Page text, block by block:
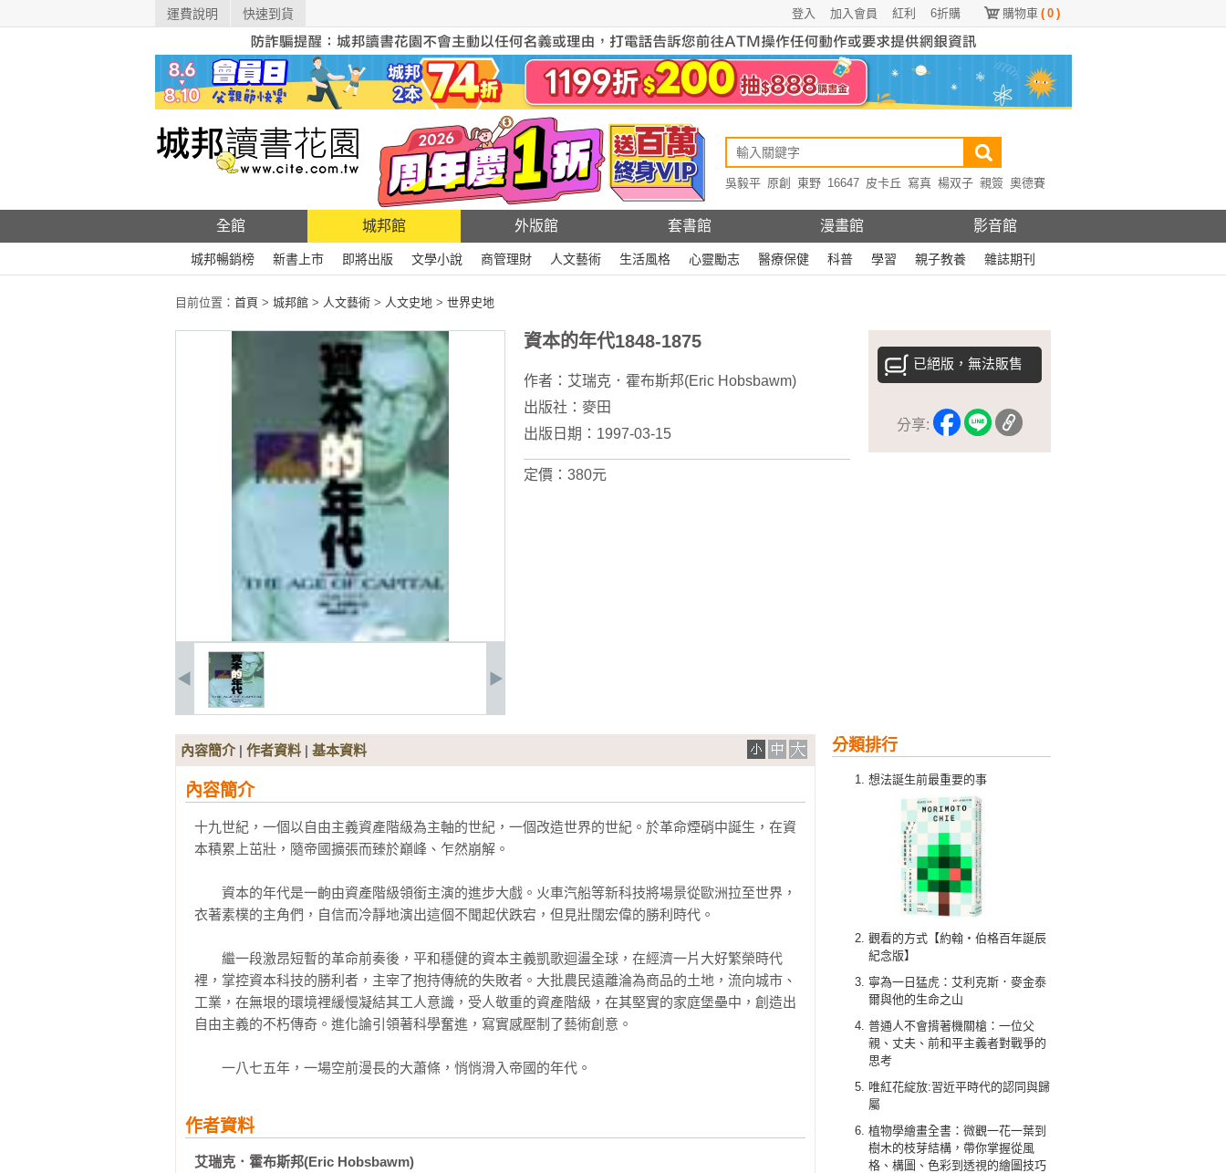
運費說明 快速到貨 購物車 ( 0 )
6折購
紅利
加入會員
登入
吳毅平 原創 東野 16647 皮卡丘 寫真 楊双子 親簽 奧德賽
全館 城邦館 外版館 套書館 漫畫館 影音館
城邦暢銷榜 新書上市 即將出版 文學小說 商管理財 人文藝術 生活風格 心靈勵志 醫療保健 科普 學習 親子教養 雜誌期刊
目前位置： 首頁 > 城邦館 > 人文藝術 > 人文史地 > 世界史地
已絕版，無法販售
分享:
資本的年代1848-1875
作者： 艾瑞克．霍布斯邦(Eric Hobsbawm)
出版社： 麥田
出版日期：1997-03-15
定價：380元
分類排行
想法誕生前最重要的事
觀看的方式【約翰‧伯格百年誕辰
紀念版】
寧為一日猛虎：艾利克斯．麥金泰
爾與他的生命之山
普通人不會揹著機關槍：一位父
親、丈夫、前和平主義者對戰爭的
思考
唯紅花綻放:習近平時代的認同與歸
屬
植物學繪畫全書：微觀一花一葉到
樹木的枝芽結構，帶你掌握從風
格、構圖、色彩到透視的繪圖技巧
內容簡介| 作者資料 | 基本資料
內容簡介
十九世紀，一個以自由主義資產階級為主軸的世紀，一個改造世界的世紀。於革命煙硝中誕生，在資
本積累上茁壯，隨帝國擴張而臻於巔峰、乍然崩解。
資本的年代是一齣由資產階級領銜主演的進步大戲。火車汽船等新科技將場景從歐洲拉至世界，
衣著素樸的主角們，自信而冷靜地演出這個不聞起伏跌宕，但見壯闊宏偉的勝利時代。
繼一段激昂短暫的革命前奏後，平和穩健的資本主義凱歌迴盪全球，在經濟一片大好繁榮時代
裡，掌控資本科技的勝利者，主宰了抱持傳統的失敗者。大批農民遠離淪為商品的土地，流向城市、
工業，在無垠的環境裡緩慢凝結其工人意識，受人敬重的資產階級，在其堅實的家庭堡壘中，創造出
自由主義的不朽傳奇。進化論引領著科學奮進，寫實感壓制了藝術創意。
一八七五年，一場空前漫長的大蕭條，悄悄滑入帝國的年代。
作者資料
艾瑞克．霍布斯邦(Eric Hobsbawm)